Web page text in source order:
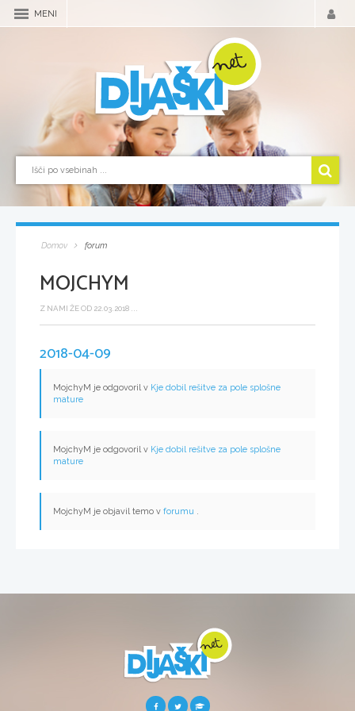
MENI
Domov forum
MOJCHYM
Z NAMI ŽE OD 22.03.2018 ...
2018-04-09
MojchyM je odgovoril v Kje dobil rešitve za pole splošne
mature
MojchyM je odgovoril v Kje dobil rešitve za pole splošne
mature
MojchyM je objavil temo v forumu .